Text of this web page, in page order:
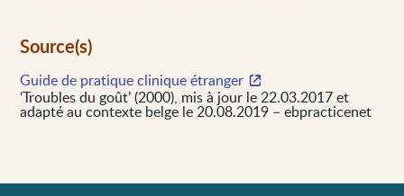
Source(s)
Guide de pratique clinique étranger
‘Troubles du goût’ (2000), mis à jour le 22.03.2017 et
adapté au contexte belge le 20.08.2019 – ebpracticenet